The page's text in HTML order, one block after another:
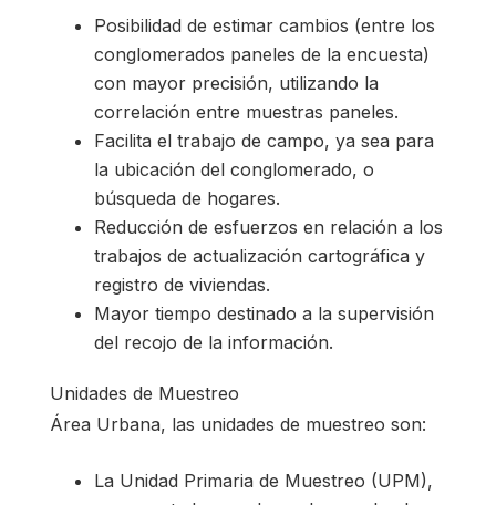
Posibilidad de estimar cambios (entre los
conglomerados paneles de la encuesta)
con mayor precisión, utilizando la
correlación entre muestras paneles.
Facilita el trabajo de campo, ya sea para
la ubicación del conglomerado, o
búsqueda de hogares.
Reducción de esfuerzos en relación a los
trabajos de actualización cartográfica y
registro de viviendas.
Mayor tiempo destinado a la supervisión
del recojo de la información.
Unidades de Muestreo
Área Urbana, las unidades de muestreo son:
La Unidad Primaria de Muestreo (UPM),